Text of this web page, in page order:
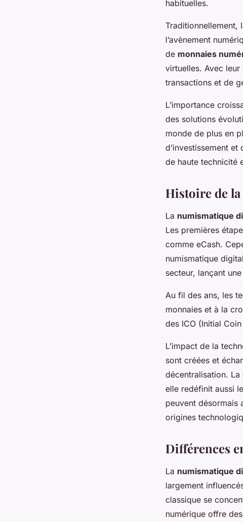
habituelles.
Traditionnellement,
l’avènement
de monnaies
virtuelles. Avec
transactions et de
L’importance
des solutions
monde de plus en
d’investissement
de haute technicité
Histoire de
La numismatique
Les premières
comme eCash.
numismatique
secteur, lançant
Au fil des ans, les
monnaies et à la
des ICO (Initial
L’impact de la
sont créées et
décentralisation. La
elle redéfinit aussi
peuvent désormais
origines
Différences
La numismatique
largement
classique se
numérique offre